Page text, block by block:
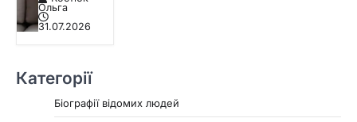
Ольга
31.07.2026
Категорії
Біографії відомих людей